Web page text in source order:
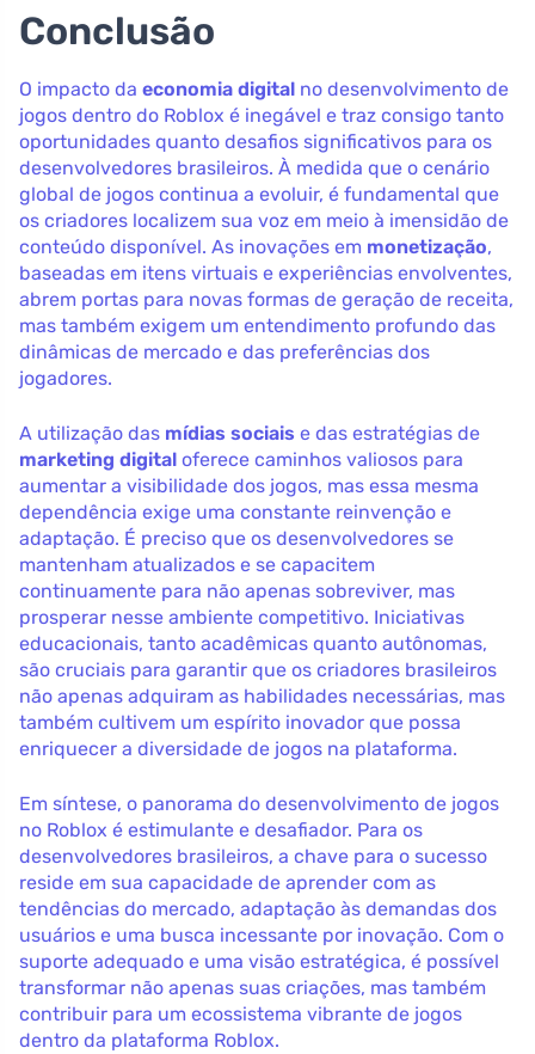
Conclusão
O impacto da economia digital no desenvolvimento de
jogos dentro do Roblox é inegável e traz consigo tanto
oportunidades quanto desafios significativos para os
desenvolvedores brasileiros. À medida que o cenário
global de jogos continua a evoluir, é fundamental que
os criadores localizem sua voz em meio à imensidão de
conteúdo disponível. As inovações em monetização,
baseadas em itens virtuais e experiências envolventes,
abrem portas para novas formas de geração de receita,
mas também exigem um entendimento profundo das
dinâmicas de mercado e das preferências dos
jogadores.
A utilização das mídias sociais e das estratégias de
marketing digital oferece caminhos valiosos para
aumentar a visibilidade dos jogos, mas essa mesma
dependência exige uma constante reinvenção e
adaptação. É preciso que os desenvolvedores se
mantenham atualizados e se capacitem
continuamente para não apenas sobreviver, mas
prosperar nesse ambiente competitivo. Iniciativas
educacionais, tanto acadêmicas quanto autônomas,
são cruciais para garantir que os criadores brasileiros
não apenas adquiram as habilidades necessárias, mas
também cultivem um espírito inovador que possa
enriquecer a diversidade de jogos na plataforma.
Em síntese, o panorama do desenvolvimento de jogos
no Roblox é estimulante e desafiador. Para os
desenvolvedores brasileiros, a chave para o sucesso
reside em sua capacidade de aprender com as
tendências do mercado, adaptação às demandas dos
usuários e uma busca incessante por inovação. Com o
suporte adequado e uma visão estratégica, é possível
transformar não apenas suas criações, mas também
contribuir para um ecossistema vibrante de jogos
dentro da plataforma Roblox.